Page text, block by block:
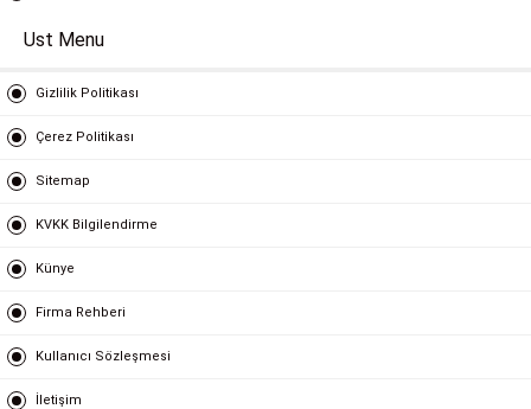
Ust Menu
Gizlilik Politikası
Çerez Politikası
Sitemap
KVKK Bilgilendirme
Künye
Firma Rehberi
Kullanıcı Sözleşmesi
İletişim